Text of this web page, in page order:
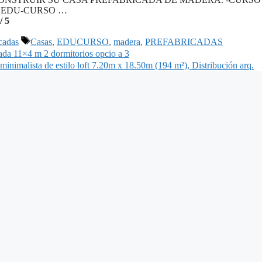
CURSO …
5
Etiquetas
Casas, EDUCURSO, madera, PREFABRICADAS
11×4 m 2 dormitorios opcio a 3
de estilo loft 7.20m x 18.50m (194 m²), Distribución arq.